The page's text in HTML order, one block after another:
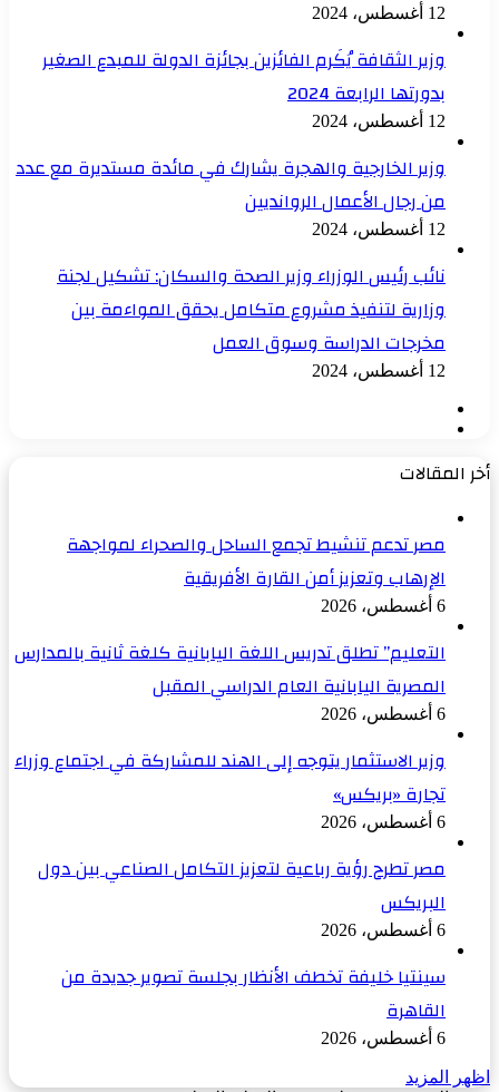
12 أغسطس، 2024
وزير الثقافة يُكَرم الفائزين بجائزة الدولة للمبدع الصغير
بدورتها الرابعة 2024
12 أغسطس، 2024
وزير الخارجية والهجرة يشارك في مائدة مستديرة مع عدد
من رجال الأعمال الروانديين
12 أغسطس، 2024
نائب رئيس الوزراء وزير الصحة والسكان: تشكيل لجنة
وزارية لتنفيذ مشروع متكامل يحقق المواءمة بين
مخرجات الدراسة وسوق العمل
12 أغسطس، 2024
أخر المقالات
مصر تدعم تنشيط تجمع الساحل والصحراء لمواجهة
الإرهاب وتعزيز أمن القارة الأفريقية
6 أغسطس، 2026
التعليم” تطلق تدريس اللغة اليابانية كلغة ثانية بالمدارس
المصرية اليابانية العام الدراسي المقبل
6 أغسطس، 2026
وزير الاستثمار يتوجه إلى الهند للمشاركة في اجتماع وزراء
تجارة «بريكس»
6 أغسطس، 2026
مصر تطرح رؤية رباعية لتعزيز التكامل الصناعي بين دول
البريكس
6 أغسطس، 2026
سينتيا خليفة تخطف الأنظار بجلسة تصوير جديدة من
القاهرة
6 أغسطس، 2026
اظهر المزيد